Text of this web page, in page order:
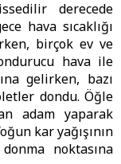
derecede
hava sıcaklığı
birçok ev ve
hava ile
gelirken, bazı
dondu. Öğle
adam yaparak
kar yağışının
noktasına